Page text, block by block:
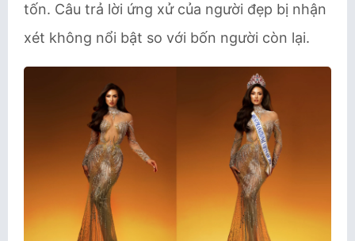
tốn. Câu trả lời ứng xử của người đẹp bị nhận
xét không nổi bật so với bốn người còn lại.